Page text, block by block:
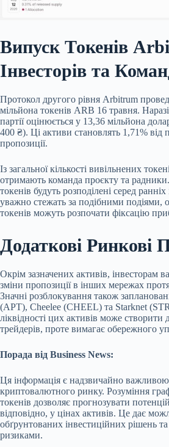
Випуск Токенів
Інвесторів та
Протокол другого рівня Arbitrum
мільйона токенів ARB 16 травня. Наразі
партії оцінюється у 13,36 мільйона
400 ₴). Ці активи становлять 1,71% від
пропозиції.
Із загальної кількості вивільнених
отримають команда проєкту та
токенів будуть розподілені серед
уважно стежать за подібними подіями,
токенів можуть розпочати фіксацію
Додаткові Ринкові
Окрім зазначених активів, інвесторам
зміни пропозиції в інших мережах
Значні розблокування також
(APT), Cheelee (CHEEL) та Starknet
ліквідності цих активів може створити
трейдерів, проте вимагає обережного
Порада від Business News:
Ця інформація є надзвичайно важливою
криптовалютного ринку. Розуміння
токенів дозволяє прогнозувати
відповідно, у цінах активів. Це дає
обґрунтованих інвестиційних рішень
ризиками.